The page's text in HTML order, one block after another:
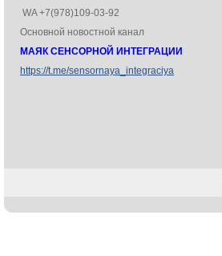
WA +7(978)109-03-92
Основной новостной канал
МАЯК СЕНСОРНОЙ ИНТЕГРАЦИИ
https://t.me/sensornaya_integraciya